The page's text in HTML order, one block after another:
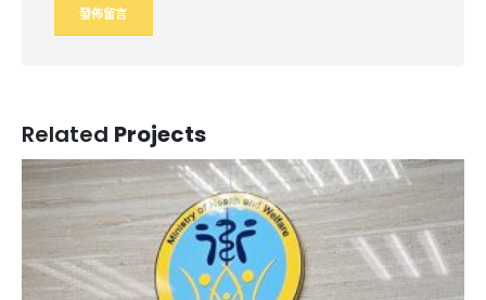
Related Projects